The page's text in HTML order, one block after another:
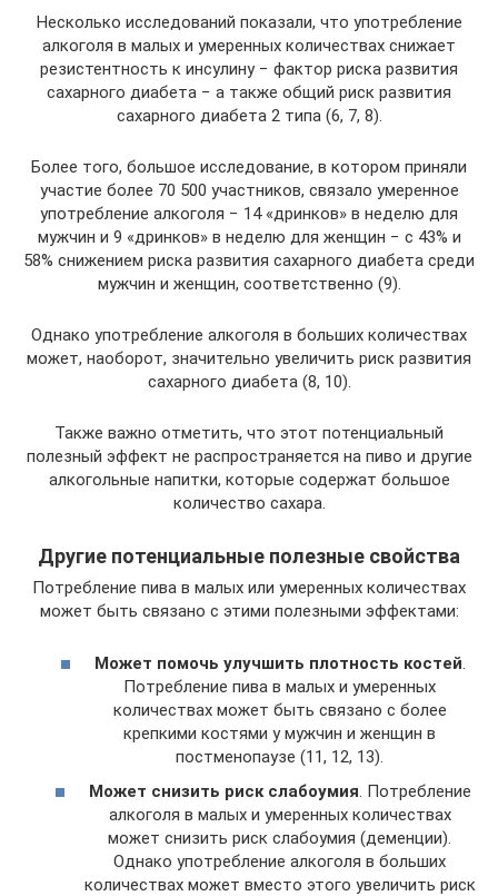
Несколько исследований показали, что употребление
алкоголя в малых и умеренных количествах снижает
резистентность к инсулину − фактор риска развития
сахарного диабета − а также общий риск развития
сахарного диабета 2 типа (6, 7, 8).
Более того, большое исследование, в котором приняли
участие более 70 500 участников, связало умеренное
употребление алкоголя − 14 «дринков» в неделю для
мужчин и 9 «дринков» в неделю для женщин − с 43% и
58% снижением риска развития сахарного диабета среди
мужчин и женщин, соответственно (9).
Однако употребление алкоголя в больших количествах
может, наоборот, значительно увеличить риск развития
сахарного диабета (8, 10).
Также важно отметить, что этот потенциальный
полезный эффект не распространяется на пиво и другие
алкогольные напитки, которые содержат большое
количество сахара.
Другие потенциальные полезные свойства
Потребление пива в малых или умеренных количествах
может быть связано с этими полезными эффектами:
Может помочь улучшить плотность костей
Потребление пива в малых и умеренных
количествах может быть связано с более
крепкими костями у мужчин и женщин в
постменопаузе (11, 12, 13).
Может снизить риск слабоумия. Потребление
алкоголя в малых и умеренных количествах
может снизить риск слабоумия (деменции).
Однако употребление алкоголя в больших
количествах может вместо этого увеличить риск